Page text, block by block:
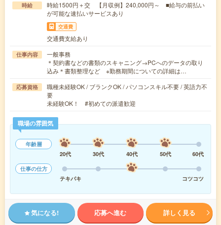
時給
時給1500円＋交 【月収例】240,000円～ ■給与の前払い
が可能な速払いサービスあり
交通費
交通費支給あり
仕事内容
一般事務
＊契約書などの書類のスキャニング→PCへのデータの取り
込み＊書類整理など ※勤務期間についての詳細は…
応募資格
職種未経験OK / ブランクOK / パソコンスキル不要 / 英語力不
要
未経験OK！ #初めての派遣歓迎
職場の雰囲気
年齢層
20代
30代 40代 50代
60代
仕事の仕方
テキパキ
コツコツ
気になる! 応募へ進む 詳しく見る